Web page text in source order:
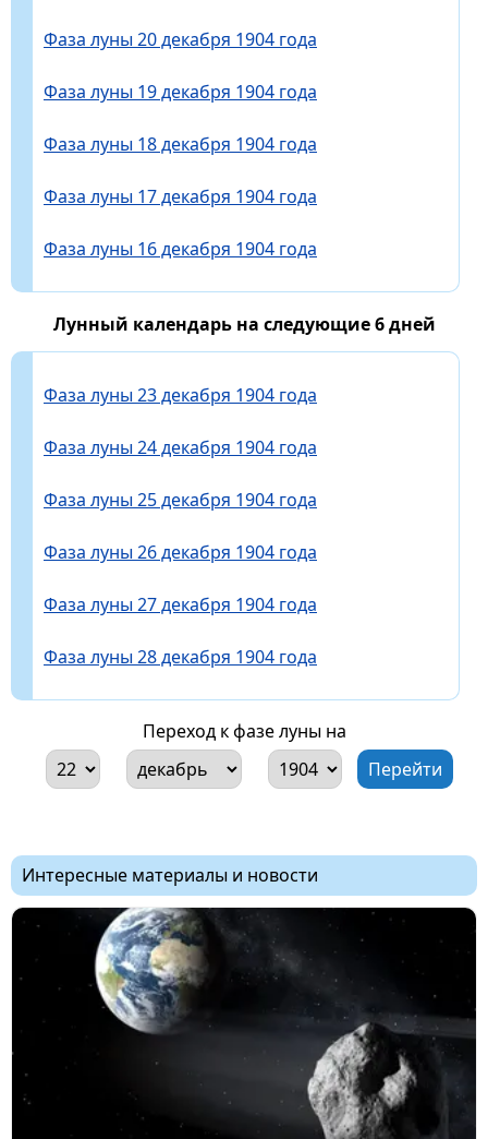
Фаза луны 20 декабря 1904 года
Фаза луны 19 декабря 1904 года
Фаза луны 18 декабря 1904 года
Фаза луны 17 декабря 1904 года
Фаза луны 16 декабря 1904 года
Лунный календарь на следующие 6 дней
Фаза луны 23 декабря 1904 года
Фаза луны 24 декабря 1904 года
Фаза луны 25 декабря 1904 года
Фаза луны 26 декабря 1904 года
Фаза луны 27 декабря 1904 года
Фаза луны 28 декабря 1904 года
Переход к фазе луны на
Интересные материалы и новости